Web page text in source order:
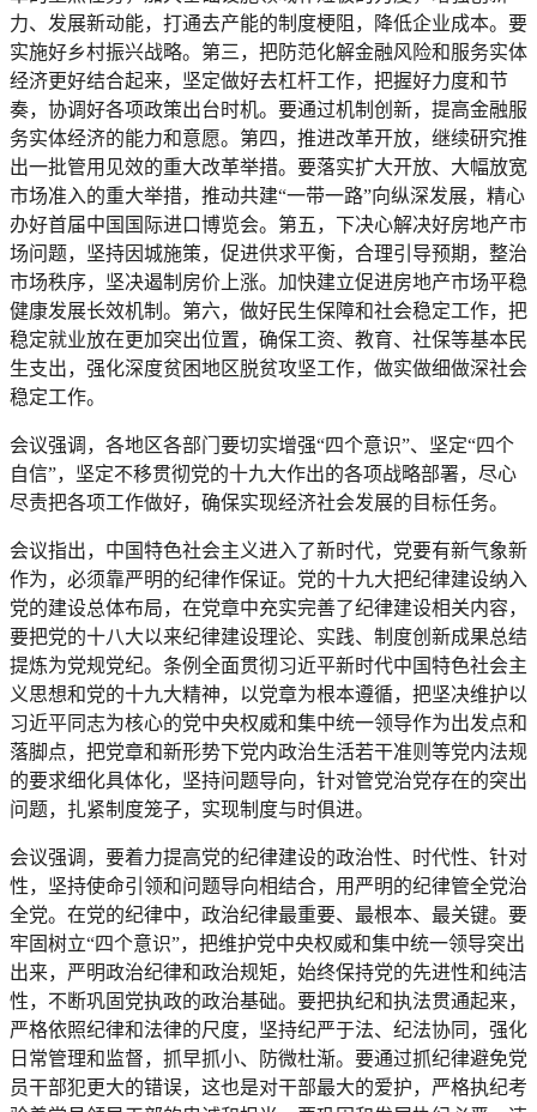
力、发展新动能，打通去产能的制度梗阻，降低企业成本。要
实施好乡村振兴战略。第三，把防范化解金融风险和服务实体
经济更好结合起来，坚定做好去杠杆工作，把握好力度和节
奏，协调好各项政策出台时机。要通过机制创新，提高金融服
务实体经济的能力和意愿。第四，推进改革开放，继续研究推
出一批管用见效的重大改革举措。要落实扩大开放、大幅放宽
市场准入的重大举措，推动共建“一带一路”向纵深发展，精心
办好首届中国国际进口博览会。第五，下决心解决好房地产市
场问题，坚持因城施策，促进供求平衡，合理引导预期，整治
市场秩序，坚决遏制房价上涨。加快建立促进房地产市场平稳
健康发展长效机制。第六，做好民生保障和社会稳定工作，把
稳定就业放在更加突出位置，确保工资、教育、社保等基本民
生支出，强化深度贫困地区脱贫攻坚工作，做实做细做深社会
稳定工作。
会议强调，各地区各部门要切实增强“四个意识”、坚定“四个
自信”，坚定不移贯彻党的十九大作出的各项战略部署，尽心
尽责把各项工作做好，确保实现经济社会发展的目标任务。
会议指出，中国特色社会主义进入了新时代，党要有新气象新
作为，必须靠严明的纪律作保证。党的十九大把纪律建设纳入
党的建设总体布局，在党章中充实完善了纪律建设相关内容，
要把党的十八大以来纪律建设理论、实践、制度创新成果总结
提炼为党规党纪。条例全面贯彻习近平新时代中国特色社会主
义思想和党的十九大精神，以党章为根本遵循，把坚决维护以
习近平同志为核心的党中央权威和集中统一领导作为出发点和
落脚点，把党章和新形势下党内政治生活若干准则等党内法规
的要求细化具体化，坚持问题导向，针对管党治党存在的突出
问题，扎紧制度笼子，实现制度与时俱进。
会议强调，要着力提高党的纪律建设的政治性、时代性、针对
性，坚持使命引领和问题导向相结合，用严明的纪律管全党治
全党。在党的纪律中，政治纪律最重要、最根本、最关键。要
牢固树立“四个意识”，把维护党中央权威和集中统一领导突出
出来，严明政治纪律和政治规矩，始终保持党的先进性和纯洁
性，不断巩固党执政的政治基础。要把执纪和执法贯通起来，
严格依照纪律和法律的尺度，坚持纪严于法、纪法协同，强化
日常管理和监督，抓早抓小、防微杜渐。要通过抓纪律避免党
员干部犯更大的错误，这也是对干部最大的爱护，严格执纪考